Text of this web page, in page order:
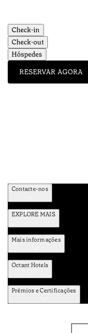
Check-in
Check-out
Hóspedes
RESERVAR AGORA
Contacte-nos
EXPLORE MAIS
Mais informações
Octant Hotels
Prémios e Certificações